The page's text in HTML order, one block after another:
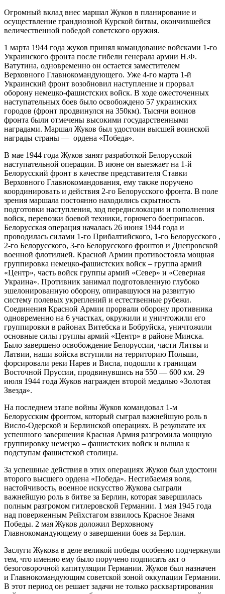
Огромный вклад внес маршал Жуков в планирование и
осуществление грандиозной Курской битвы, окончившейся
величественной победой советского оружия.
1 марта 1944 года жуков принял командование войсками 1-го
Украинского фронта после гибели генерала армии Н.Ф.
Ватутина, одновременно он остается заместителем
Верховного Главнокомандующего. Уже 4-го марта 1-й
Украинский фронт возобновил наступление и прорвал
оборону немецко-фашистских войск. В ходе ожесточенных
наступательных боев было освобождено 57 украинских
городов (фронт продвинулся на 350км). Тысячи воинов
фронта были отмечены высокими государственными
наградами. Маршал Жуков был удостоин высшей воинской
награды страны — ордена «Победа».
В мае 1944 года Жуков занят разработкой Белорусской
наступательной операции. В июне он выезжает на 1-й
Белорусский фронт в качестве представителя Ставки
Верховного Главнокомандования, ему также поручено
координировать и действия 2-го Белорусского фронта. В поле
зрения маршала постоянно находились скрытность
подготовки наступления, ход передислокации и пополнения
войск, перевозки боевой техники, горючего боеприпасов.
Белорусская операция началась 26 июня 1944 года и
проводилась силами 1-го Прибалтийского, 1-го Белорусского ,
2-го Белорусского, 3-го Белорусского фронтов и Днепровской
военной флотилией. Красной Армии противостояла мощная
группировка немецко-фашистских войск – группа армий
«Центр», часть войск группы армий «Север» и «Северная
Украина». Противник занимал подготовленную глубоко
эшелонированную оборону, опиравшуюся на развитую
систему полевых укреплений и естественные рубежи.
Соединения Красной Армии прорвали оборону противника
одновременно на 6 участках, окружили и уничтожили его
группировки в районах Витебска и Бобруйска, уничтожили
основные силы группы армий «Центр» в районе Минска.
Было завершено освобождение Белоруссии, части Литвы и
Латвии, наши войска вступили на территорию Польши,
форсировали реки Нарев и Висла, подошли к границам
Восточной Пруссии, продвинувшись на 550 — 600 км. 29
июля 1944 года Жуков награжден второй медалью «Золотая
Звезда».
На последнем этапе войны Жуков командовал 1-м
Белорусским фронтом, который сыграл важнейшую роль в
Висло-Одерской и Берлинской операциях. В результате их
успешного завершения Красная Армия разгромила мощную
группировку немецко – фашистских войск и вышла к
подступам фашистской столицы.
За успешные действия в этих операциях Жуков был удостоин
второго высшего ордена «Победа». Несгибаемая воля,
настойчивость, военное искусство Жукова сыграли
важнейшую роль в битве за Берлин, которая завершилась
полным разгромом гитлеровской Германии. 1 мая 1945 года
над поверженным Рейхстагом взвилось Красное Знамя
Победы. 2 мая Жуков доложил Верховному
Главнокомандующему о завершении боев за Берлин.
Заслуги Жукова в деле великой победы особенно подчеркнули
тем, что именно ему было поручено подписать акт о
безоговорочной капитуляции Германии. Жуков был назначен
и Главнокомандующим советской зоной оккупации Германии.
В этот период он решает задачи не только расквартирования